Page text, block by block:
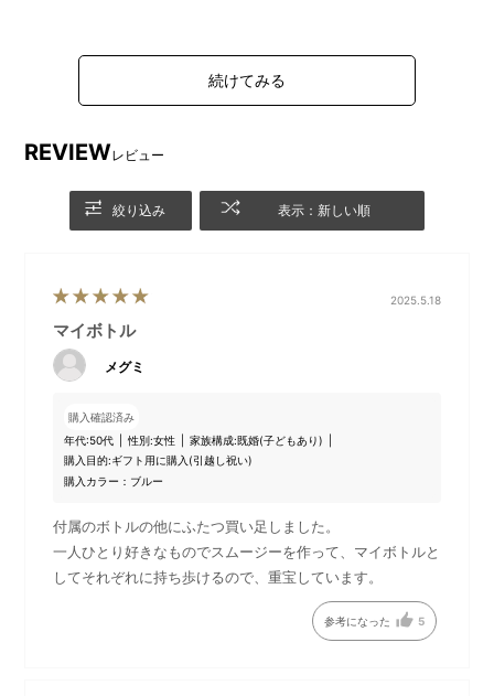
REVIEWレビュー
絞り込み 表示：新しい順
2025.5.18
マイボトル
メグミ
購入確認済み
年代:50代 性別:女性 家族構成:既婚(子どもあり)
購入目的:ギフト用に購入(引越し祝い)
購入カラー：ブルー
付属のボトルの他にふたつ買い足しました。
一人ひとり好きなものでスムージーを作って、マイボトルと
してそれぞれに持ち歩けるので、重宝しています。
参考になった 5